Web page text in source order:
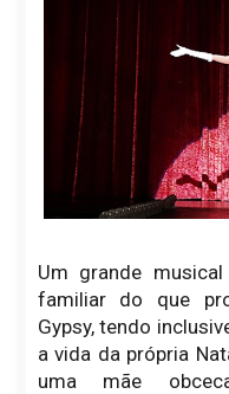
Um grande
familiar do que
Gypsy, tendo
a vida da própria
uma mãe